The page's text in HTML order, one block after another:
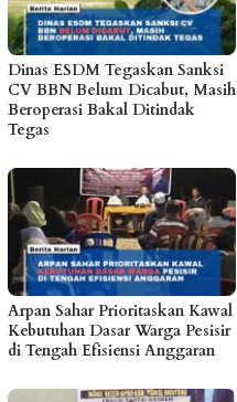
Dinas ESDM Tegaskan Sanksi
CV BBN Belum Dicabut, Masih
Beroperasi Bakal Ditindak
Tegas
Arpan Sahar Prioritaskan Kawal
Kebutuhan Dasar Warga Pesisir
di Tengah Efisiensi Anggaran